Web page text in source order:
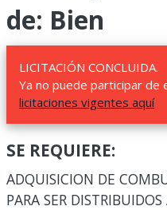
de: Bien
LICITACIÓN CONCLUIDA.
Ya no puede participar de
licitaciones vigentes aquí
SE REQUIERE:
ADQUISICION DE
PARA SER